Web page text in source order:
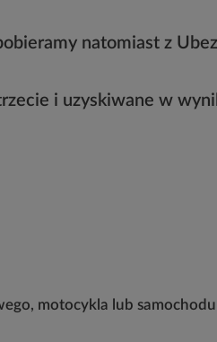
natomiast z
i uzyskiwane w
motocykla lub